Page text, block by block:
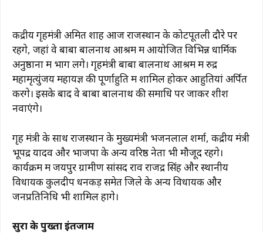
केंद्रीय गृहमंत्री अमित शाह आज राजस्थान के कोटपूतली दौरे पर
रहेंगे, जहां वे बाबा बालनाथ आश्रम में आयोजित विभिन्न धार्मिक
अनुष्ठानों में भाग लेंगे। गृहमंत्री बाबा बालनाथ आश्रम में रुद्र
महामृत्युंजय महायज्ञ की पूर्णाहुति में शामिल होकर आहुतियां अर्पित
करेंगे। इसके बाद वे बाबा बालनाथ की समाधि पर जाकर शीश
नवाएंगे।
गृह मंत्री के साथ राजस्थान के मुख्यमंत्री भजनलाल शर्मा, केंद्रीय मंत्री
भूपेंद्र यादव और भाजपा के अन्य वरिष्ठ नेता भी मौजूद रहेंगे।
कार्यक्रम में जयपुर ग्रामीण सांसद राव राजेंद्र सिंह और स्थानीय
विधायक कुलदीप धनकड़ समेत जिले के अन्य विधायक और
जनप्रतिनिधि भी शामिल होंगे।
सुरक्षा के पुख्ता इंतजाम